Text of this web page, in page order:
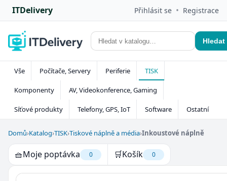
ITDelivery Přihlásit se • Registrace
Hledat
Vše Počítače, Servery Periferie TISK
Komponenty AV, Videokonference, Gaming
Síťové produkty Telefony, GPS, IoT Software Ostatní
Domů›Katalog›TISK›Tiskové náplně a média›Inkoustové náplně
🧺Moje poptávka 0 🛒Košík 0